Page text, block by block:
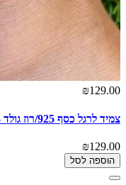
₪129.00
צמיד לרגל כסף 925/רוז גולד - כוכבים
₪129.00
הוספה לסל